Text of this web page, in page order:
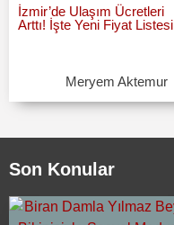
İzmir’de Ulaşım Ücretleri
Arttı! İşte Yeni Fiyat Listesi
Meryem Aktemur
Son Konular